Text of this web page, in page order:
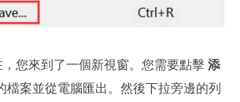
您來到了一個新視窗。您需要點擊添
檔案並從電腦匯出。然後下拉旁邊的列